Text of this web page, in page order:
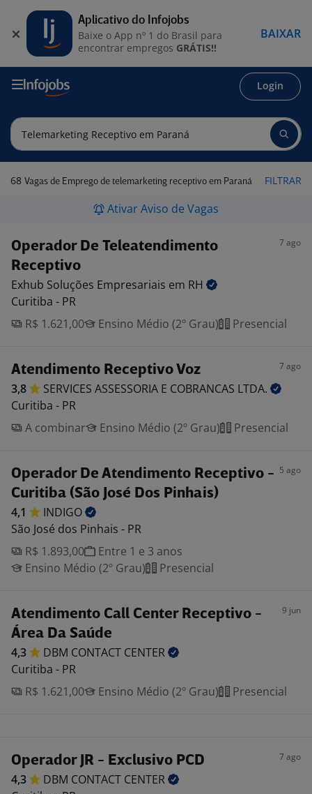
Login
68 Vagas de Emprego de telemarketing receptivo em Paraná FILTRAR
Ativar Aviso de Vagas
Operador De Teleatendimento
Receptivo
7 ago
Exhub Soluções Empresariais em RH
Curitiba - PR
R$ 1.621,00
Ensino Médio (2º Grau) Presencial
Atendimento Receptivo Voz 7 ago
3,8 SERVICES ASSESSORIA E COBRANCAS LTDA.
Curitiba - PR
A combinar
Ensino Médio (2º Grau) Presencial
Operador De Atendimento Receptivo -
Curitiba (São José Dos Pinhais)
5 ago
4,1
INDIGO
São José dos Pinhais - PR
R$ 1.893,00
Entre 1 e 3 anos
Ensino Médio (2º Grau)
Presencial
Atendimento Call Center Receptivo -
Área Da Saúde
9 jun
4,3 DBM CONTACT CENTER
Curitiba - PR
R$ 1.621,00
Ensino Médio (2º Grau) Presencial
Operador JR - Exclusivo PCD 7 ago
4,3 DBM CONTACT CENTER
Aplicativo do Infojobs
Baixe o App nº 1 do Brasil para
encontrar empregos GRÁTIS!!
BAIXAR